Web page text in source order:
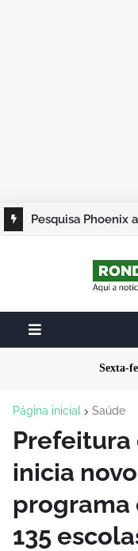
Pesquisa Phoenix
Samuel Costa
Sexta-
Página inicial Saúde
Prefeitura
inicia
programa
135